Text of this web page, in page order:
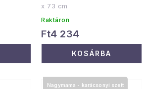
x 73 cm
Raktáron
Ft4 234
KOSÁRBA
Nagymama - karácsonyi szett